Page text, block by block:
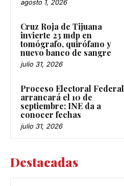
agosto 1, 2026
Cruz Roja de Tijuana
invierte 23 mdp en
tomógrafo, quirófano y
nuevo banco de sangre
julio 31, 2026
Proceso Electoral Federal
arrancará el 10 de
septiembre; INE da a
conocer fechas
julio 31, 2026
Destacadas